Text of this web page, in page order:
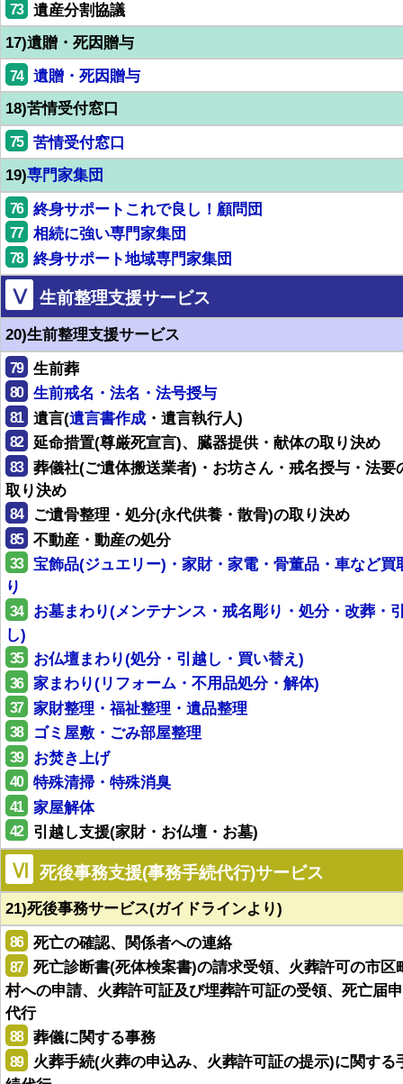
73
遺産分割協議
17)遺贈・死因贈与
74
遺贈・死因贈与
18)苦情受付窓口
75
苦情受付窓口
19)専門家集団
76 終身サポートこれで良し！顧問団
77 相続に強い専門家集団
78 終身サポート地域専門家集団
Ⅴ 生前整理支援サービス
20)生前整理支援サービス
79 生前葬
80 生前戒名・法名・法号授与
81 遺言(遺言書作成 ・遺言執行人)
82 延命措置(尊厳死宣言)、臓器提供・献体の取り決め
83
葬儀社(ご遺体搬送業者)・お坊さん・戒名授与・法要
取り決め
84 ご遺骨整理・処分(永代供養・散骨)の取り決め
85 不動産・動産の処分
33
宝飾品(ジュエリー)・家財・家電・骨董品・車など買
り
34
お墓まわり(メンテナンス・戒名彫り・処分・改葬・
し)
35 お仏壇まわり(処分・引越し・買い替え)
36 家まわり(リフォーム・不用品処分・解体)
37 家財整理・福祉整理・遺品整理
38 ゴミ屋敷・ごみ部屋整理
39 お焚き上げ
40 特殊清掃・特殊消臭
41 家屋解体
42 引越し支援(家財・お仏壇・お墓)
Ⅵ 死後事務支援(事務手続代行)サービス
21)死後事務サービス(ガイドラインより)
86 死亡の確認、関係者への連絡
87
死亡診断書(死体検案書)の請求受領、火葬許可の市区
村への申請、火葬許可証及び埋葬許可証の受領、死亡届
代行
88 葬儀に関する事務
89
火葬手続(火葬の申込み、火葬許可証の提示)に関する